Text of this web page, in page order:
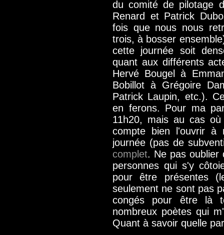
du comité de pilotage
Renard et Patrick
fois que nous nous
trois, à bosser
cette journée soit
quant aux différents
Hervé Bougel à
Bobillot à Grégoire
Patrick Laupin, etc.).
en ferons. Pour ma
11h20, mais au cas
compte bien l'ouvrir à
journée (pas de
complet. Ne pas oublier
personnes qui s'y
pour être présentes
seulement ne sont pas
congés pour être là
nombreux poètes qui
Quant à savoir quelle